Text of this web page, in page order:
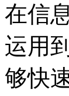
在信
运用
够快